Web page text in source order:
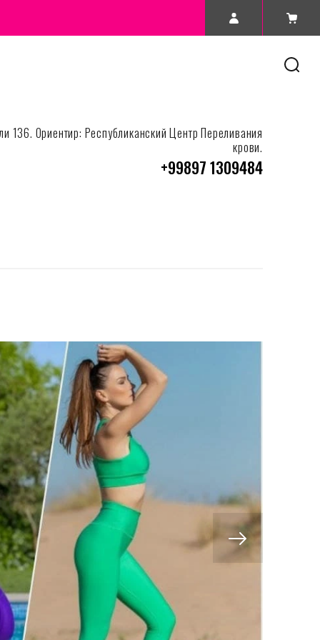
136. Ориентир: Республиканский Центр Переливания
крови.
+99897 1309484